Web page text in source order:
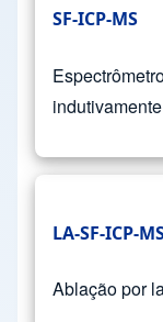
SF-ICP-MS
LA-SF-ICP-
Ablação por